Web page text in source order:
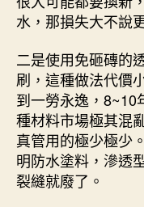
水，那損失大不說
二是使用免砸磚的
刷，這種做法代價
到一勞永逸，8~10
種材料市場極其混
真管用的極少極少
明防水塗料，滲透
裂縫就廢了。